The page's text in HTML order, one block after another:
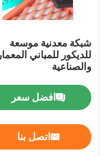
شبكة معدنية موسعة
للديكور للمباني
والصناعية
افضل سعر
اتصل بنا